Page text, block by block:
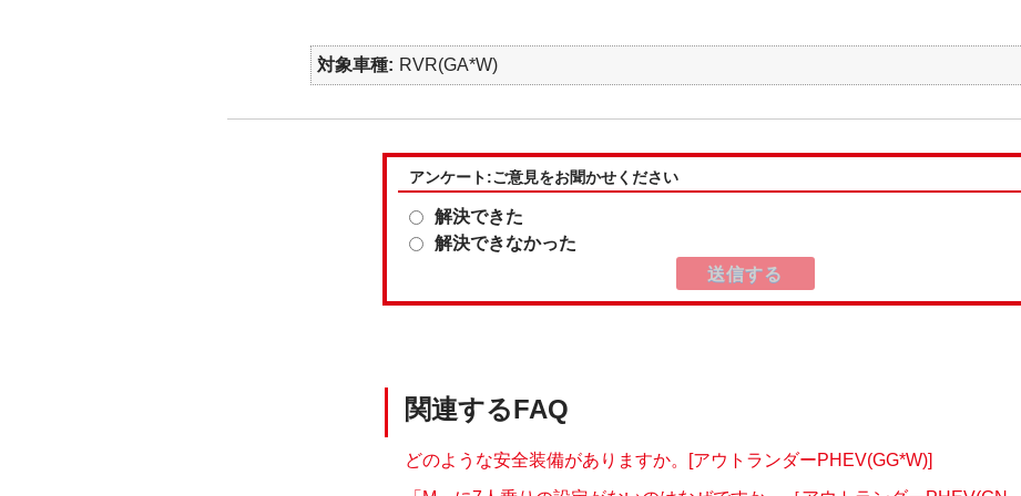
対象車種 RVR(GA*W)
アンケート:ご意見をお聞かせください
解決できた
解決できなかった
関連するFAQ
どのような安全装備がありますか。[アウトランダーPHEV(GG*W)]